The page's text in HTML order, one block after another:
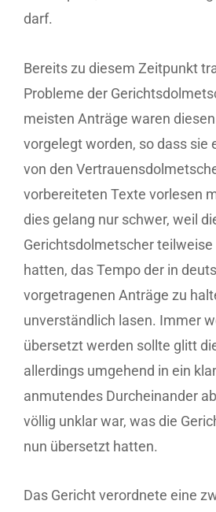
darf.
Bereits zu diesem Zeitpunkt
Probleme der
meisten Anträge waren
vorgelegt worden, so dass sie
von den
vorbereiteten Texte vorlesen
dies gelang nur schwer, weil
Gerichtsdolmetscher
hatten, das Tempo der in
vorgetragenen Anträge zu
unverständlich lasen. Immer
übersetzt werden sollte glitt
allerdings umgehend in ein
anmutendes Durcheinander
völlig unklar war, was die
nun übersetzt hatten.
Das Gericht verordnete eine